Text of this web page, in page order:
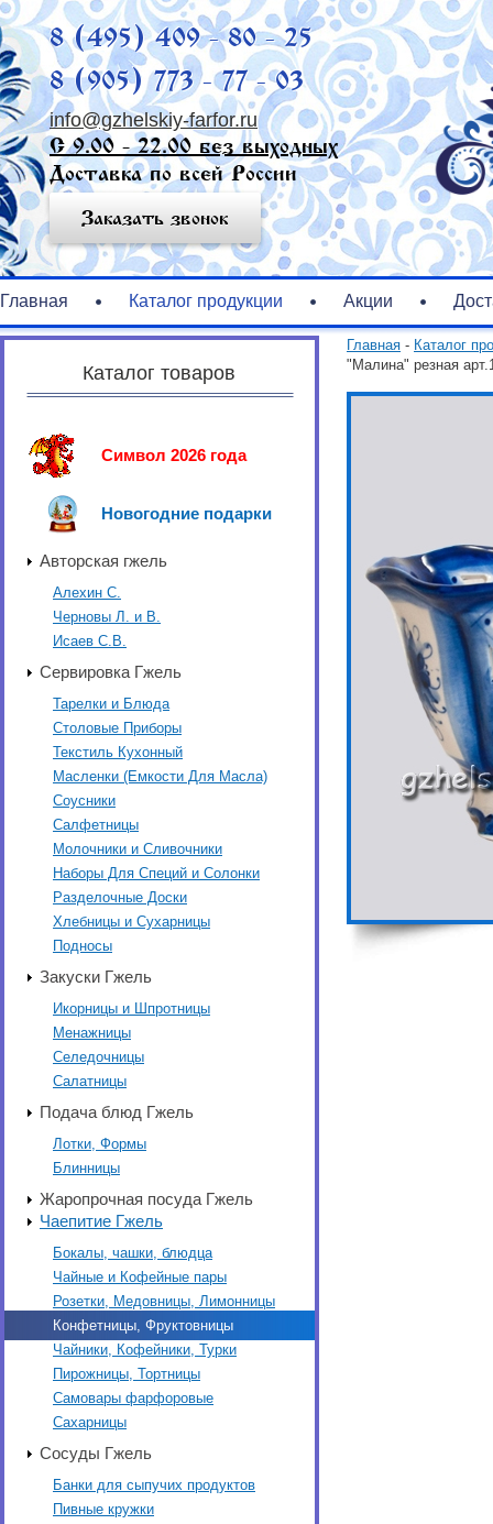
8 (495) 409 - 80 - 25
8 (905) 773 - 77 - 03
info@gzhelskiy-farfor.ru
С 9.00 - 22.00 без выходных
Доставка по всей России
Заказать звонок
Главная Каталог продукции Акции
Каталог товаров
Символ 2026 года
Новогодние подарки
Авторская гжель
Алехин С.
Черновы Л. и В.
Исаев С.В.
Сервировка Гжель
Тарелки и Блюда
Столовые Приборы
Текстиль Кухонный
Масленки (Емкости Для Масла)
Соусники
Салфетницы
Молочники и Сливочники
Наборы Для Специй и Солонки
Разделочные Доски
Хлебницы и Сухарницы
Подносы
Закуски Гжель
Икорницы и Шпротницы
Менажницы
Селедочницы
Салатницы
Подача блюд Гжель
Лотки, Формы
Блинницы
Жаропрочная посуда Гжель
Чаепитие Гжель
Бокалы, чашки, блюдца
Чайные и Кофейные пары
Розетки, Медовницы, Лимонницы
Конфетницы, Фруктовницы
Чайники, Кофейники, Турки
Пирожницы, Тортницы
Самовары фарфоровые
Сахарницы
Сосуды Гжель
Банки для сыпучих продуктов
Пивные кружки
Главная - Каталог
"Малина" резная